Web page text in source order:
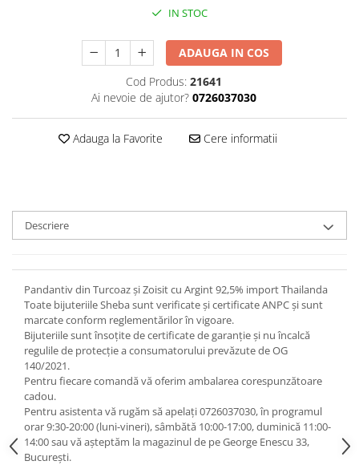
IN STOC
ADAUGA IN COS
Cod Produs: 21641
Ai nevoie de ajutor? 0726037030
Adauga la Favorite Cere informatii
Descriere
Pandantiv din Turcoaz și Zoisit cu Argint 92,5% import Thailanda
Toate bijuteriile Sheba sunt verificate şi certificate ANPC și sunt
marcate conform reglementărilor în vigoare.
Bijuteriile sunt însoţite de certificate de garanţie și nu încalcă
regulile de protecție a consumatorului prevăzute de OG
140/2021.
Pentru fiecare comandă vă oferim ambalarea corespunzătoare
cadou.
Pentru asistenta vă rugăm să apelați 0726037030, în programul
orar 9:30-20:00 (luni-vineri), sâmbătă 10:00-17:00, duminică 11:00-
14:00 sau vă așteptăm la magazinul de pe George Enescu 33,
București.